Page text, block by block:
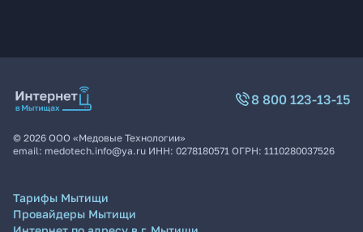
8 800 123-13-15
© 2026 ООО «Медовые Технологии»
email: medotech.info@ya.ru ИНН: 0278180571 ОГРН: 1110280037526
Тарифы Мытищи
Провайдеры Мытищи